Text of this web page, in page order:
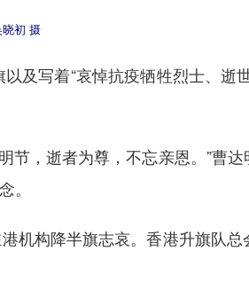
初 摄
写着“哀悼抗疫牺牲烈士、逝
，逝者为尊，不忘亲恩。”曹达
。
构降半旗志哀。香港升旗队总